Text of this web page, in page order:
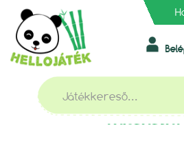
FŐOLDAL » TÁRSASJÁTÉKOK,
PURPLE COW TITKOS KÓD
PURPLE COW TITKOS